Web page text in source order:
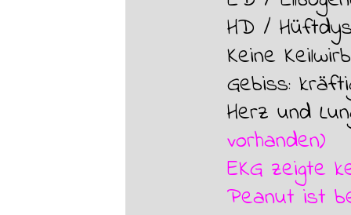
HD /
Keine
Gebiss:
Herz und
vorhanden)
EKG zeigte
Peanut ist